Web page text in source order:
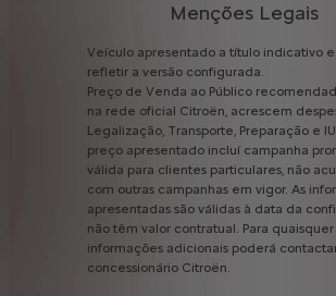
Menções Legais
Veículo apresentado a título indicativo e
refletir a versão configurada.
Preço de Venda ao Público
na rede oficial Citroën, acrescem
Legalização, Transporte, Preparação e
preço apresentado incluí campanha
válida para clientes particulares, não
com outras campanhas em vigor. As
apresentadas são válidas à data da
não têm valor contratual. Para quaisquer
informações adicionais poderá
concessionário Citroën.